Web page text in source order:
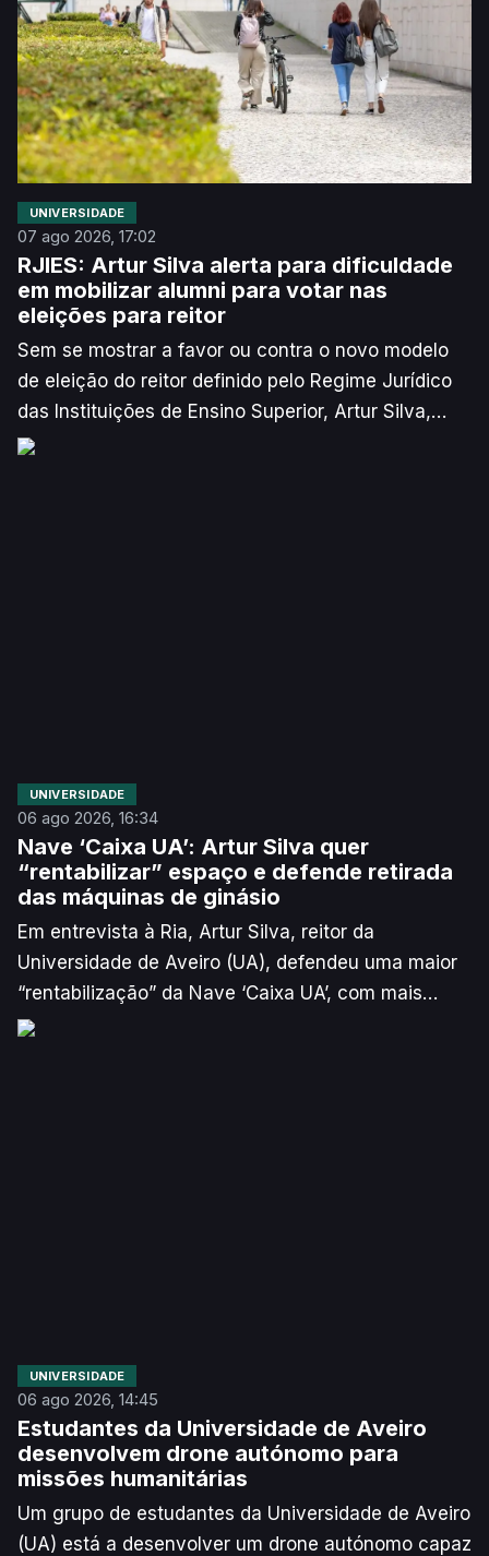
UNIVERSIDADE
07 ago 2026, 17:02
RJIES: Artur Silva alerta para dificuldade
em mobilizar alumni para votar nas
eleições para reitor
Sem se mostrar a favor ou contra o novo modelo
de eleição do reitor definido pelo Regime Jurídico
das Instituições de Ensino Superior, Artur Silva,
novo reitor da Universidade de Aveiro (UA),
UNIVERSIDADE
06 ago 2026, 16:34
Nave ‘Caixa UA’: Artur Silva quer
“rentabilizar” espaço e defende retirada
das máquinas de ginásio
Em entrevista à Ria, Artur Silva, reitor da
Universidade de Aveiro (UA), defendeu uma maior
“rentabilização” da Nave ‘Caixa UA’, com mais
eventos “científicos, académicos, desportivos e
UNIVERSIDADE
06 ago 2026, 14:45
Estudantes da Universidade de Aveiro
desenvolvem drone autónomo para
missões humanitárias
Um grupo de estudantes da Universidade de Aveiro
(UA) está a desenvolver um drone autónomo capaz